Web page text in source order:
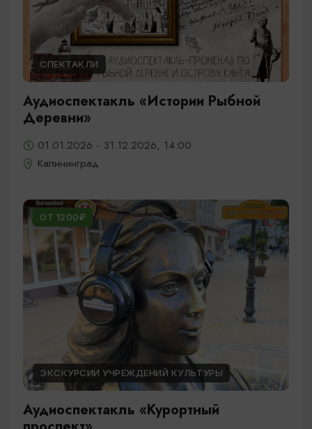
СПЕКТАКЛИ
Аудиоспектакль «Истории Рыбной
Деревни»
01.01.2026 - 31.12.2026, 14:00
Калининград
ОТ 1200₽
ЭКСКУРСИИ УЧРЕЖДЕНИЙ КУЛЬТУРЫ
Аудиоспектакль «Курортный